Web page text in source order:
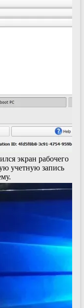
экран рабочего
учетную запись